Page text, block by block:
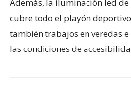
Además, la iluminación led
cubre todo el playón
también trabajos en veredas
las condiciones de